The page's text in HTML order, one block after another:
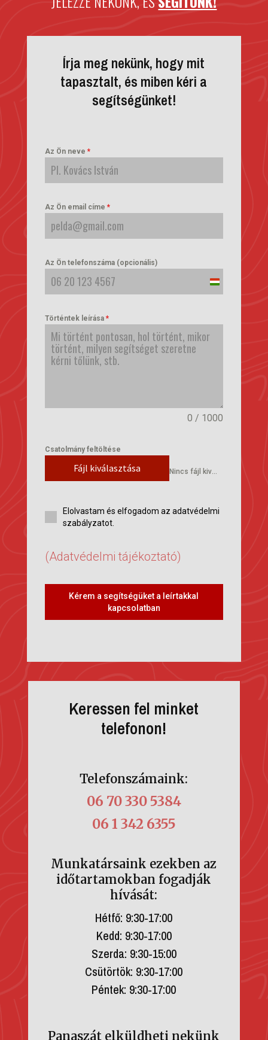
Írja meg nekünk, hogy mit
tapasztalt, és miben kéri a
segítségünket!
Az Ön neve *
Az Ön email címe *
Az Ön telefonszáma (opcionális)
Hungary
Történtek leírása *
0 / 1000
Csatolmány feltöltése
Fájl kiválasztása Nincs fájl kiválasztva
Elolvastam és elfogadom az adatvédelmi
szabályzatot.
(Adatvédelmi tájékoztató)
Kérem a segítségüket a leírtakkal
kapcsolatban
Keressen fel minket
telefonon!
Telefonszámaink:
06 70 330 5384
06 1 342 6355
Munkatársaink ezekben az
időtartamokban fogadják
hívását:
Hétfő: 9:30-17:00
Kedd: 9:30-17:00
Szerda: 9:30-15:00
Csütörtök: 9:30-17:00
Péntek: 9:30-17:00
Panaszát elküldheti nekünk